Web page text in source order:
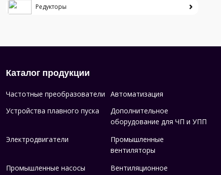
Редукторы
Каталог продукции
Частотные преобразователи
Автоматизация
Устройства плавного пуска
Дополнительное
оборудование для ЧП и УПП
Электродвигатели Промышленные
вентиляторы
Промышленные насосы Вентиляционное